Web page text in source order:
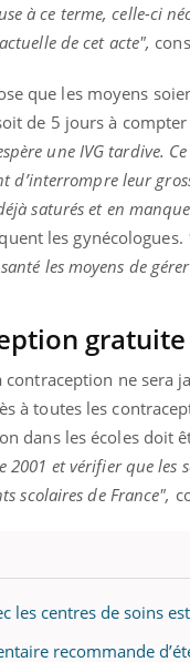
à ce terme, celle-ci
de cet acte",
que les moyens
de 5 jours à
une IVG tardive.
d’interrompre leur
saturés et en
les gynécologues.
les moyens de
gratuite
ne sera
à toutes les
dans les écoles doit
et vérifier que les
scolaires de France",
les centres de soins
recommande